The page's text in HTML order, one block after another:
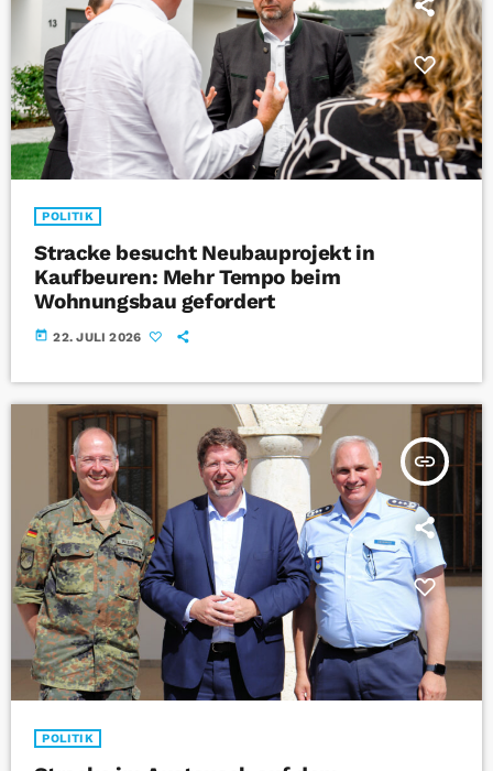
POLITIK
Stracke besucht Neubauprojekt in
Kaufbeuren: Mehr Tempo beim
Wohnungsbau gefordert
today 22. JULI 2026
insert_link
POLITIK